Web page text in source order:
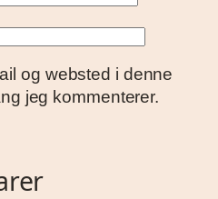
og websted i denne
jeg kommenterer.